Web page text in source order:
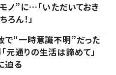
ノ”に…「いただいておき
ろん！」
で“一時意識不明”だった
元通りの生活は諦めて」
迫る